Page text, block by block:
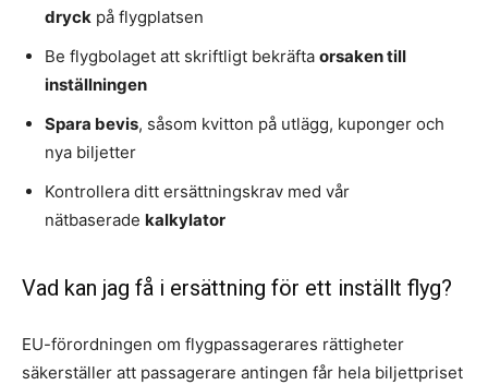
dryck på flygplatsen
Be flygbolaget att skriftligt bekräfta orsaken till
inställningen
Spara bevis, såsom kvitton på utlägg, kuponger och
nya biljetter
Kontrollera ditt ersättningskrav med vår
nätbaserade kalkylator
Vad kan jag få i ersättning för ett inställt flyg?
EU-förordningen om flygpassagerares rättigheter
säkerställer att passagerare antingen får hela biljettpriset